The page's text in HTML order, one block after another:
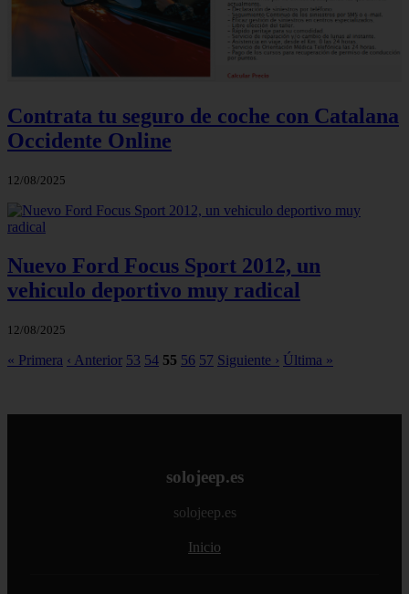
Contrata tu seguro de coche con Catalana
Occidente Online
12/08/2025
Nuevo Ford Focus Sport 2012, un
vehiculo deportivo muy radical
12/08/2025
« Primera ‹ Anterior 53 54 55 56 57 Siguiente › Última »
solojeep.es
solojeep.es
Inicio